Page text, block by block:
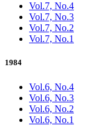
Vol.7, No.4
Vol.7, No.3
Vol.7, No.2
Vol.7, No.1
1984
Vol.6, No.4
Vol.6, No.3
Vol.6, No.2
Vol.6, No.1